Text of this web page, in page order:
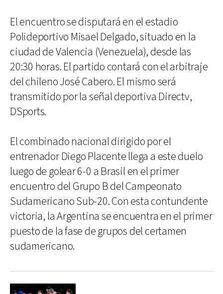
El encuentro se disputará en el estadio
Polideportivo Misael Delgado, situado en la
ciudad de Valencia (Venezuela), desde las
20:30 horas. El partido contará con el arbitraje
del chileno José Cabero. El mismo será
transmitido por la señal deportiva Directv,
DSports.
El combinado nacional dirigido por el
entrenador Diego Placente llega a este duelo
luego de golear 6-0 a Brasil en el primer
encuentro del Grupo B del Campeonato
Sudamericano Sub-20. Con esta contundente
victoria, la Argentina se encuentra en el primer
puesto de la fase de grupos del certamen
sudamericano.